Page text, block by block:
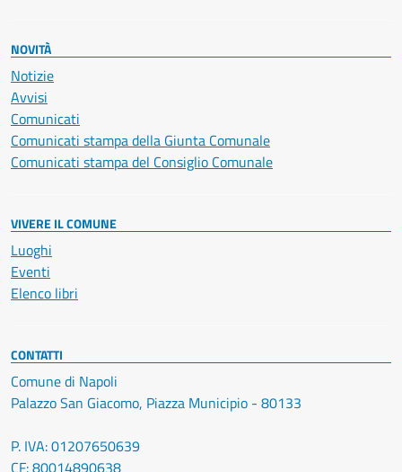
NOVITÀ
Notizie
Avvisi
Comunicati
Comunicati stampa della Giunta Comunale
Comunicati stampa del Consiglio Comunale
VIVERE IL COMUNE
Luoghi
Eventi
Elenco libri
CONTATTI
Comune di Napoli
Palazzo San Giacomo, Piazza Municipio - 80133
P. IVA: 01207650639